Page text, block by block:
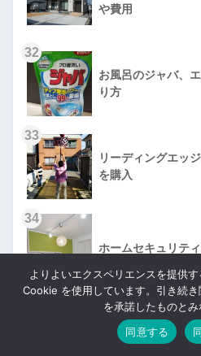
や費用
32
お風呂のジャバ、
り方
33
リーディングエッ
を購入
34
ホームセキュリテ
ユニバーサルホーム 口コミ
よりよいエクスペリエンスを提供
Cookie を使用しています。引き続
を承諾したものとみ
同意する